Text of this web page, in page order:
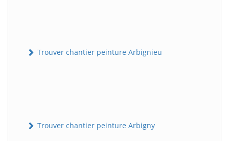
Trouver chantier peinture Arbignieu
Trouver chantier peinture Arbigny